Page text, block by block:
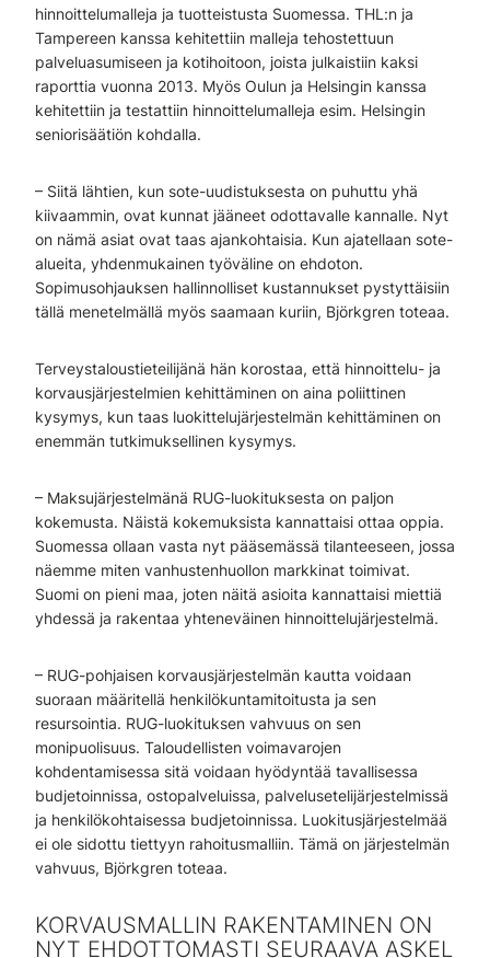
hinnoittelumalleja ja tuotteistusta Suomessa. THL:n ja
Tampereen kanssa kehitettiin malleja tehostettuun
palveluasumiseen ja kotihoitoon, joista julkaistiin kaksi
raporttia vuonna 2013. Myös Oulun ja Helsingin kanssa
kehitettiin ja testattiin hinnoittelumalleja esim. Helsingin
seniorisäätiön kohdalla.
– Siitä lähtien, kun sote-uudistuksesta on puhuttu yhä
kiivaammin, ovat kunnat jääneet odottavalle kannalle. Nyt
on nämä asiat ovat taas ajankohtaisia. Kun ajatellaan sote-
alueita, yhdenmukainen työväline on ehdoton.
Sopimusohjauksen hallinnolliset kustannukset pystyttäisiin
tällä menetelmällä myös saamaan kuriin, Björkgren toteaa.
Terveystaloustieteilijänä hän korostaa, että hinnoittelu- ja
korvausjärjestelmien kehittäminen on aina poliittinen
kysymys, kun taas luokittelujärjestelmän kehittäminen on
enemmän tutkimuksellinen kysymys.
– Maksujärjestelmänä RUG-luokituksesta on paljon
kokemusta. Näistä kokemuksista kannattaisi ottaa oppia.
Suomessa ollaan vasta nyt pääsemässä tilanteeseen, jossa
näemme miten vanhustenhuollon markkinat toimivat.
Suomi on pieni maa, joten näitä asioita kannattaisi miettiä
yhdessä ja rakentaa yhteneväinen hinnoittelujärjestelmä.
– RUG-pohjaisen korvausjärjestelmän kautta voidaan
suoraan määritellä henkilökuntamitoitusta ja sen
resursointia. RUG-luokituksen vahvuus on sen
monipuolisuus. Taloudellisten voimavarojen
kohdentamisessa sitä voidaan hyödyntää tavallisessa
budjetoinnissa, ostopalveluissa, palvelusetelijärjestelmissä
ja henkilökohtaisessa budjetoinnissa. Luokitusjärjestelmää
ei ole sidottu tiettyyn rahoitusmalliin. Tämä on järjestelmän
vahvuus, Björkgren toteaa.
KORVAUSMALLIN RAKENTAMINEN ON
NYT EHDOTTOMASTI SEURAAVA ASKEL